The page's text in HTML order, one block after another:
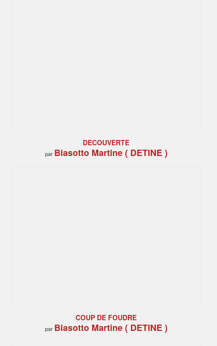
DECOUVERTE
par Biasotto Martine ( DETINE )
COUP DE FOUDRE
par Biasotto Martine ( DETINE )